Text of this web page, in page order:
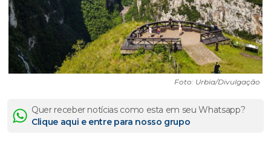
Foto: Urbia/Divulgação
Quer receber notícias como esta em seu Whatsapp?
Clique aqui e entre para nosso grupo